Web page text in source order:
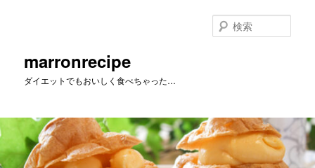
へ
移
動
marronrecipe
ダイエットでもおいしく食べちゃった…
索